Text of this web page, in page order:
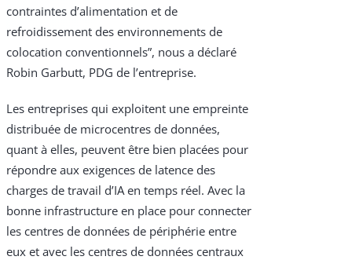
contraintes d’alimentation et de
refroidissement des environnements de
colocation conventionnels”, nous a déclaré
Robin Garbutt, PDG de l’entreprise.
Les entreprises qui exploitent une empreinte
distribuée de microcentres de données,
quant à elles, peuvent être bien placées pour
répondre aux exigences de latence des
charges de travail d’IA en temps réel. Avec la
bonne infrastructure en place pour connecter
les centres de données de périphérie entre
eux et avec les centres de données centraux